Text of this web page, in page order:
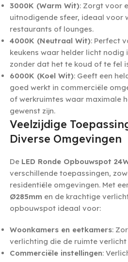
3000K (Warm Wit): Zorgt voor
uitnodigende sfeer, ideaal voor
restaurants of lounges.
4000K (Neutraal Wit): Perfect
keukens waar helder licht
zonder dat het te koud of te fel
6000K (Koel Wit): Geeft een
goed werkt in commerciële
of werkruimtes waar maximale
gewenst zijn.
Veelzijdige
Diverse Omgevingen
De LED Ronde Opbouwspot
verschillende toepassingen,
residentiële omgevingen. Met
Ø285mm en de krachtige
opbouwspot ideaal voor:
Woonkamers en eetkamers:
verlichting die de ruimte verlicht
Commerciële instellingen: